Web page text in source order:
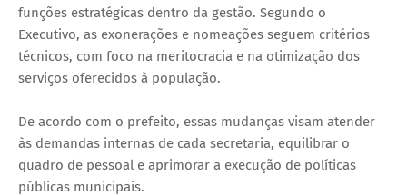
funções estratégicas dentro da gestão. Segundo o
Executivo, as exonerações e nomeações seguem critérios
técnicos, com foco na meritocracia e na otimização dos
serviços oferecidos à população.
De acordo com o prefeito, essas mudanças visam atender
às demandas internas de cada secretaria, equilibrar o
quadro de pessoal e aprimorar a execução de políticas
públicas municipais.